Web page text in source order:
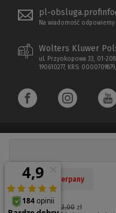
Cena regularna: 93,00zł
Nakład wyczerpany
pl-
Na wiadomość
Wolters Kluwer
ul. Przyokopowa 33, 01-208
190610277, KRS:
Copyright 1997 - 2026
Płatności elektroniczne
(Nowe
(Link